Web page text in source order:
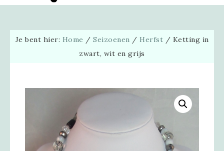
Je bent hier: Home / Seizoenen / Herfst / Ketting in
zwart, wit en grijs